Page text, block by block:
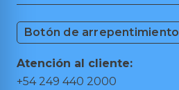
Guía de Compra
Medios de Pagos
Cambios y Devoluciones
Puntos de retiro
Preguntas frecuentes
Ferretería
Herramientas de Mano
Herramientas Eléctricas
Botón de arrepentimiento
Atención al cliente:
+54 249 440 2000